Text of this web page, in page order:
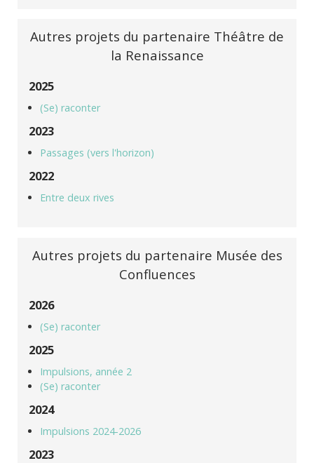
Autres projets du partenaire Théâtre de
la Renaissance
2025
(Se) raconter
2023
Passages (vers l'horizon)
2022
Entre deux rives
Autres projets du partenaire Musée des
Confluences
2026
(Se) raconter
2025
Impulsions, année 2
(Se) raconter
2024
Impulsions 2024-2026
2023